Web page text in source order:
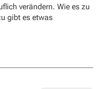
verändern. Wie es zu
gibt es etwas